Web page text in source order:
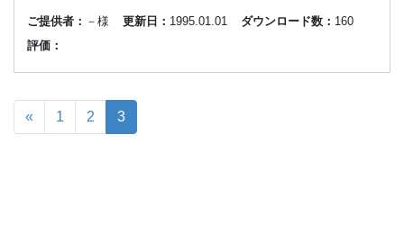
ご提供者： －様 更新日： 1995.01.01 ダウンロード数： 160
評価：
« 1 2 3